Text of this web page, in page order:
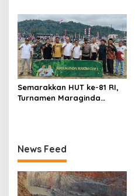
Bogor Dibekuk
Semarakkan HUT ke-81 RI,
Turnamen Maraginda
News Feed